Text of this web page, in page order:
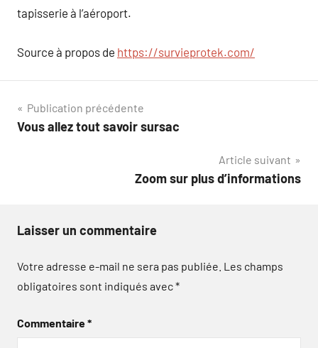
tapisserie à l’aéroport.
Source à propos de https://survieprotek.com/
Navigation
de
Publication précédente
Vous allez tout savoir sursac
Article suivant
Zoom sur plus d’informations
Laisser un commentaire
Votre adresse e-mail ne sera pas publiée. Les champs
obligatoires sont indiqués avec*
Commentaire*